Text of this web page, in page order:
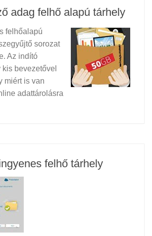
adag felhő alapú tárhely
felhőalapú
sorozat
Az indító
bevezetővel
miért is van
adattárolásra
felhő tárhely